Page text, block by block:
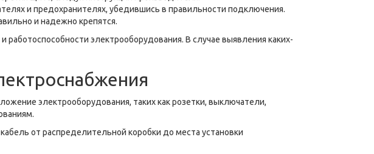
и предохранителях, убедившись в правильности подключения.
и надежно крепятся.
электрооборудования. В случае выявления каких-
электрооборудования, таких как розетки, выключатели,
от распределительной коробки до места установки